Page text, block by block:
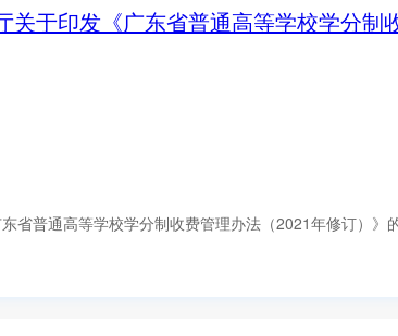
于印发《广东省普通高等学校学分制
省普通高等学校学分制收费管理办法（2021年修订）》